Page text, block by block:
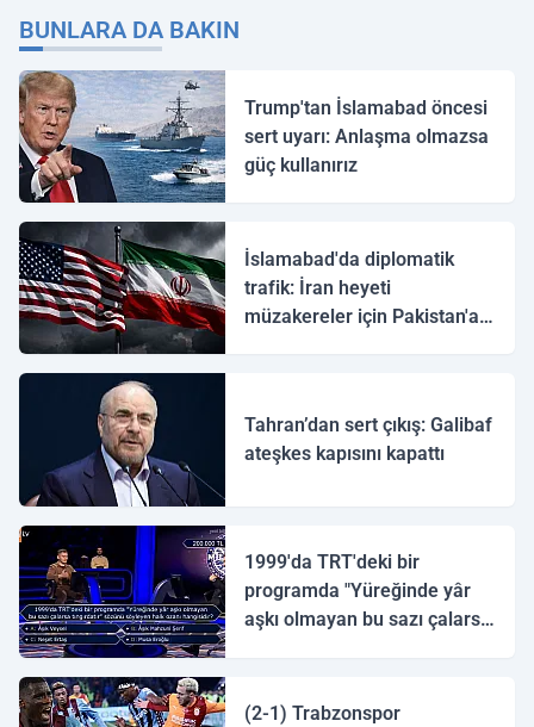
BUNLARA DA BAKIN
Trump'tan İslamabad öncesi
sert uyarı: Anlaşma olmazsa
güç kullanırız
İslamabad'da diplomatik
trafik: İran heyeti
müzakereler için Pakistan'a
Tahran’dan sert çıkış: Galibaf
ateşkes kapısını kapattı
1999'da TRT'deki bir
programda "Yüreğinde yâr
aşkı olmayan bu sazı çalarsa
(2-1) Trabzonspor